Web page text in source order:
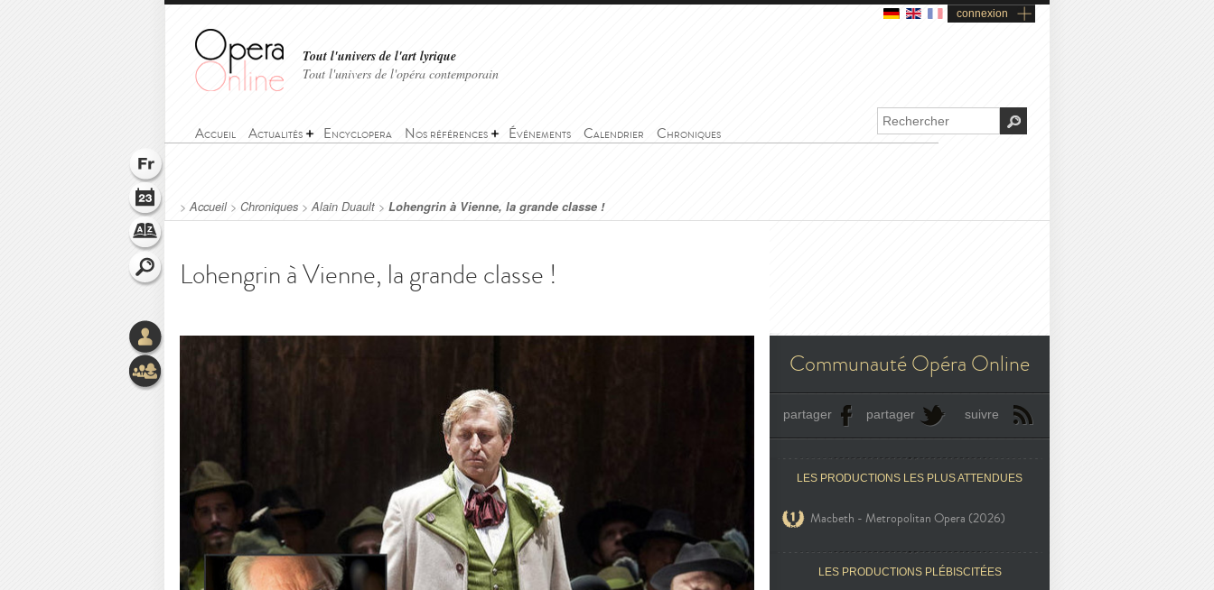
connexion
Tout l'univers de l'art lyrique
Tout l'univers de l'opéra contemporain
Accueil Actualités Encyclopera Nos références Événements Calendrier Chroniques
>Accueil> Chroniques >Alain Duault > Lohengrin à Vienne, la grande classe !
Lohengrin à Vienne, la grande classe !
Communauté Opéra Online
partager partager suivre
LES PRODUCTIONS LES PLUS ATTENDUES
Macbeth - Metropolitan Opera (2026)
LES PRODUCTIONS PLÉBISCITÉES